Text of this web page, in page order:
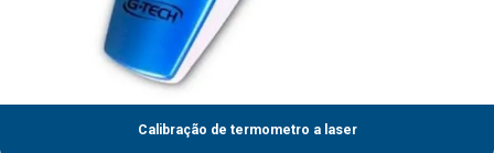
Calibração de termometro a laser